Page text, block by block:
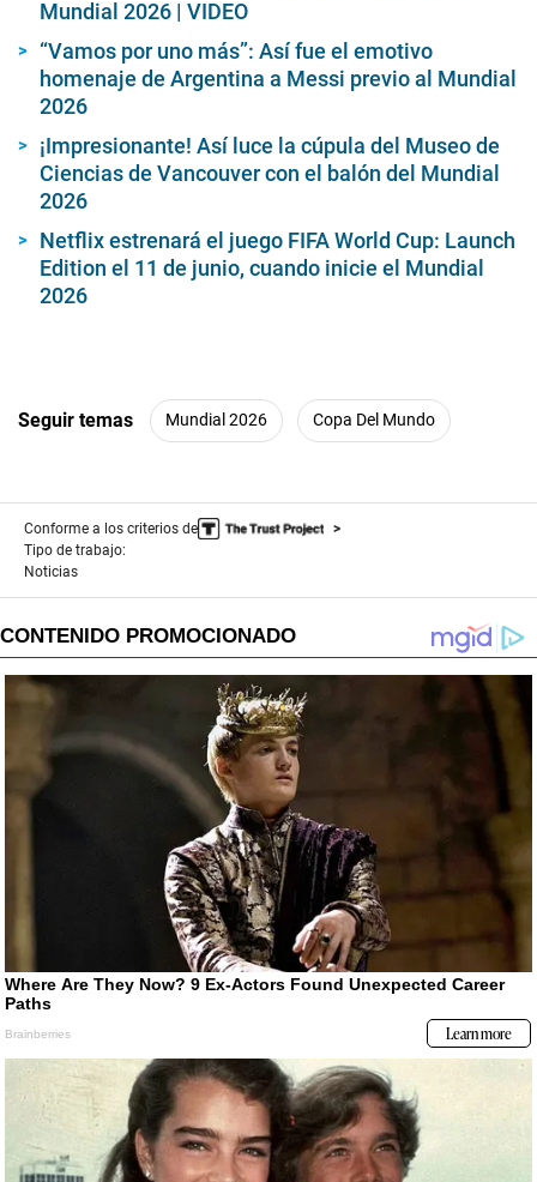
Mundial 2026 | VIDEO
“Vamos por uno más”: Así fue el emotivo
homenaje de Argentina a Messi previo al Mundial
2026
¡Impresionante! Así luce la cúpula del Museo de
Ciencias de Vancouver con el balón del Mundial
2026
Netflix estrenará el juego FIFA World Cup: Launch
Edition el 11 de junio, cuando inicie el Mundial
2026
Seguir temas Mundial 2026 Copa Del Mundo
Conforme a los criterios de
Tipo de trabajo:
Noticias